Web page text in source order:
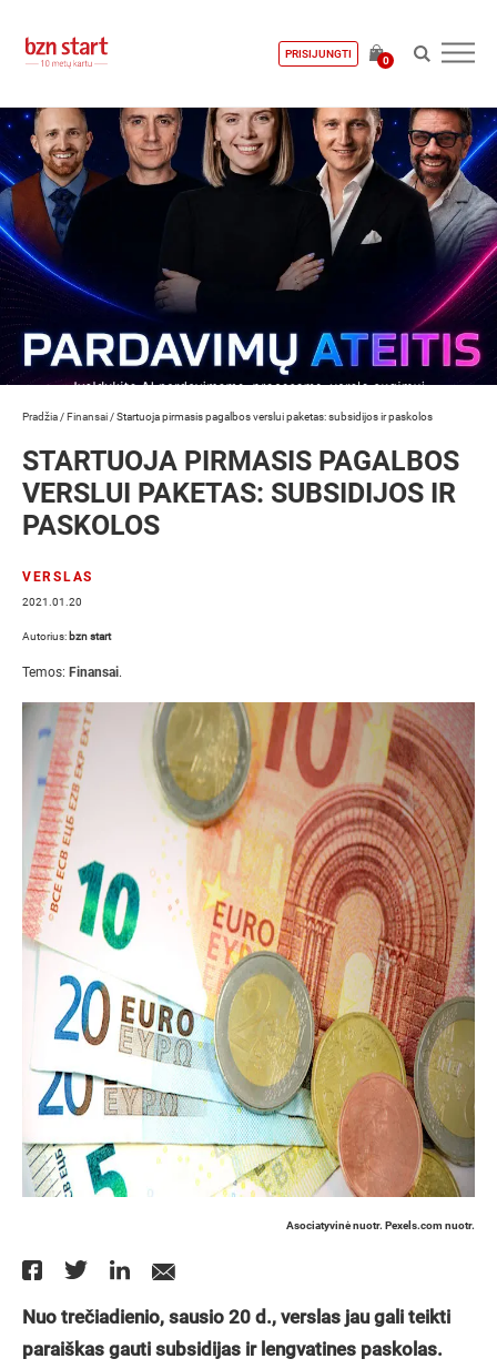
PRISIJUNGTI
0
Pradžia /Finansai /Startuoja pirmasis pagalbos verslui paketas: subsidijos ir paskolos
STARTUOJA PIRMASIS PAGALBOS
VERSLUI PAKETAS: SUBSIDIJOS IR
PASKOLOS
VERSLAS
2021.01.20
Autorius: bzn start
Temos: Finansai.
Asociatyvinė nuotr. Pexels.com nuotr.
Nuo trečiadienio, sausio 20 d., verslas jau gali teikti
paraiškas gauti subsidijas ir lengvatines paskolas.